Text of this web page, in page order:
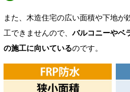
また、木造住宅の広い面積や下地が
工できませんので、バルコニーやベ
の施工に向いているのです。